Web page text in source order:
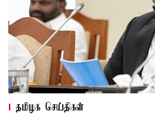
தமிழக செய்திகள்